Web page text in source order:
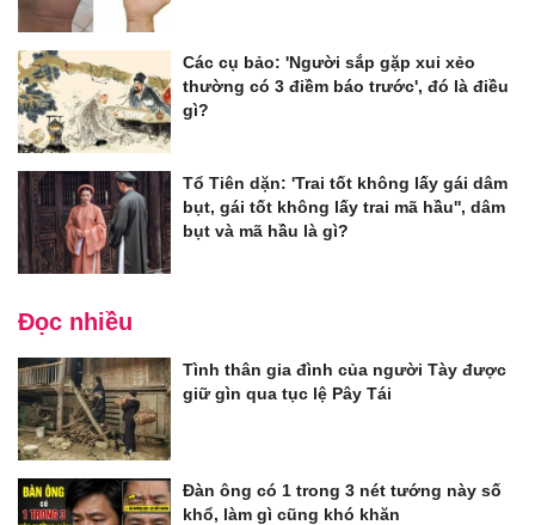
Các cụ bảo: 'Người sắp gặp xui xẻo
thường có 3 điềm báo trước', đó là điều
gì?
Tổ Tiên dặn: 'Trai tốt không lấy gái dâm
bụt, gái tốt không lấy trai mã hầu'', dâm
bụt và mã hầu là gì?
Đọc nhiều
Tình thân gia đình của người Tày được
giữ gìn qua tục lệ Pây Tái
Đàn ông có 1 trong 3 nét tướng này số
khổ, làm gì cũng khó khăn